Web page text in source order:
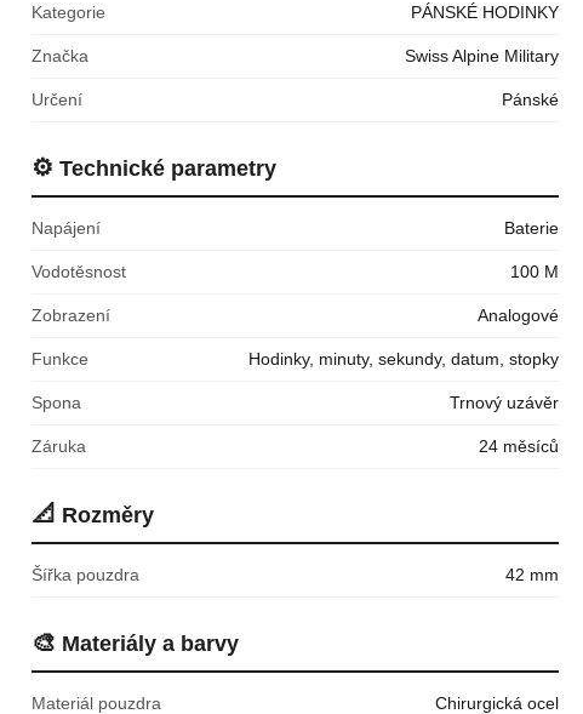
Kategorie PÁNSKÉ HODINKY
Značka Swiss Alpine Military
Určení Pánské
⚙️ Technické parametry
Napájení Baterie
Vodotěsnost 100 M
Zobrazení Analogové
Funkce Hodinky, minuty, sekundy, datum, stopky
Spona Trnový uzávěr
Záruka 24 měsíců
📐 Rozměry
Šířka pouzdra 42 mm
🎨 Materiály a barvy
Materiál pouzdra Chirurgická ocel